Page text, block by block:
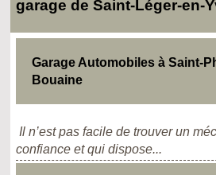
garage de Saint-Léger-en-
Garage Automobiles à Saint-
Bouaine
Il n’est pas facile de trouver un
confiance et qui dispose...